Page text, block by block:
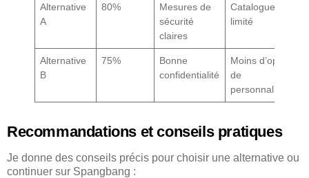
Alternative
A
80%
Mesures de
sécurité
claires
Catalogue plus
limité
Alternative
B
75%
Bonne
confidentialité
Moins d’options
de
personnalisation
Recommandations et conseils pratiques
Je donne des conseils précis pour choisir une alternative ou
continuer sur Spangbang :